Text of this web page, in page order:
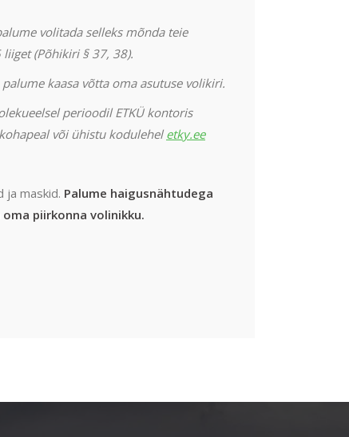
volitada selleks mõnda teie
(Põhikiri § 37, 38).
kaasa võtta oma asutuse volikiri.
perioodil ETKÜ kontoris
või ühistu kodulehel etky.ee
ja maskid. Palume haigusnähtudega
piirkonna volinikku.